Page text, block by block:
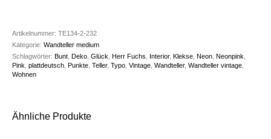
Artikelnummer:TE134-2-232
Kategorie:Wandteller medium
Schlagwörter: Bunt Deko ,Glück Herr Fuchs Interior, Klekse Neon Neonpink
Pink ,plattdeutsch Punkte ,Teller,Typo ,Vintage ,Wandteller,Wandteller vintage
Wohnen
Ähnliche Produkte